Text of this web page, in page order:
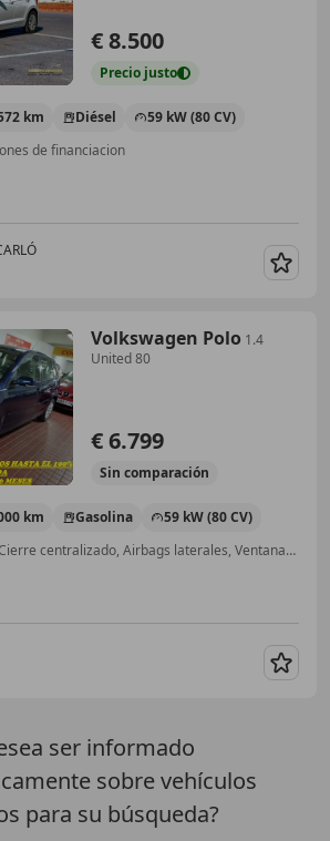
€ 8.500
Precio justo
km Diésel
59 kW (80 CV)
de financiacion
Volkswagen Polo 1.4
United 80
€ 6.799
Sin comparación
km Gasolina
59 kW (80 CV)
Garantia, ABS, Isofix, Cierre centralizado, Airbags laterales, Ventanas tintadas
ser informado
sobre vehículos
para su búsqueda?